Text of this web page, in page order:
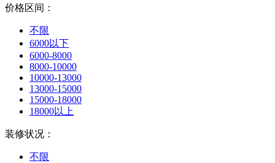
价格区间：
不限
6000以下
6000-8000
8000-10000
10000-13000
13000-15000
15000-18000
18000以上
装修状况：
不限